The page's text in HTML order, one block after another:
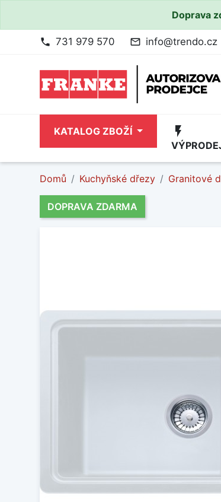
Doprava
phone 731 979 570 mail_outline info@trendo.cz
KATALOG ZBOŽÍ flash_on
Domů Kuchyňské dřezy Granitové
DOPRAVA ZDARMA